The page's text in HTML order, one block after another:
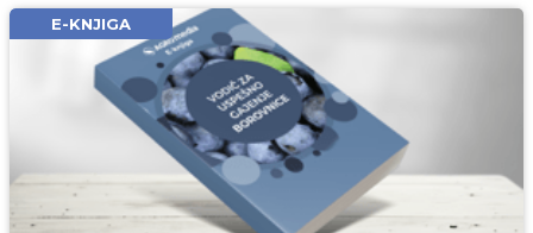
Email* obavezno
Komentar* obavezno
E-KNJIGA